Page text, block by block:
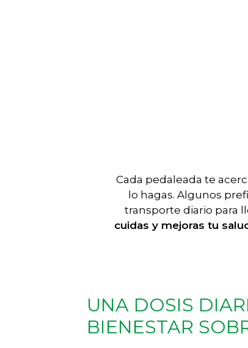
Cada pedaleada te
lo hagas. Algunos
transporte diario para
cuidas y mejoras tu
UNA DOSIS
BIENESTAR